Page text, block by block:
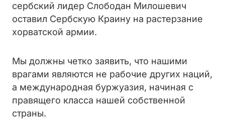
сербский лидер Слободан Милошевич
оставил Сербскую Краину на растерзание
хорватской армии.
Мы должны четко заявить, что нашими
врагами являются не рабочие других наций,
а международная буржуазия, начиная с
правящего класса нашей собственной
страны.